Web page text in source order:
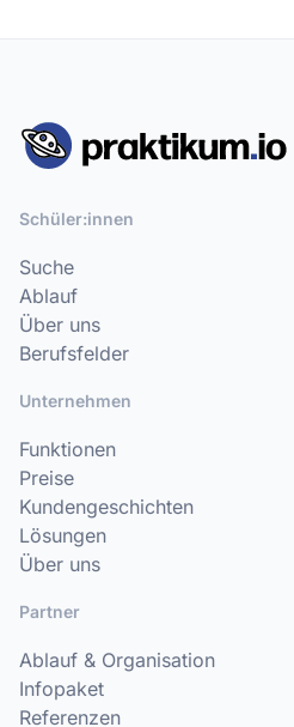
Schüler:innen
Suche
Ablauf
Über uns
Berufsfelder
Unternehmen
Funktionen
Preise
Kundengeschichten
Lösungen
Über uns
Partner
Ablauf & Organisation
Infopaket
Referenzen